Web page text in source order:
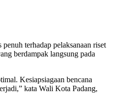
terhadap pelaksanaan riset
berdampak langsung pada
Kesiapsiagaan bencana
kata Wali Kota Padang,